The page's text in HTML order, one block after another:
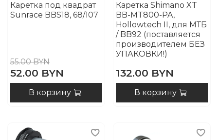
Каретка под квадрат
Sunrace BBS18, 68/107
55.00 BYN
52.00 BYN
В корзину
Каретка Shimano XT
BB-MT800-PA,
Hollowtech II, для МТБ
/ BB92 (поставляется
производителем БЕЗ
УПАКОВКИ!)
132.00 BYN
В корзину